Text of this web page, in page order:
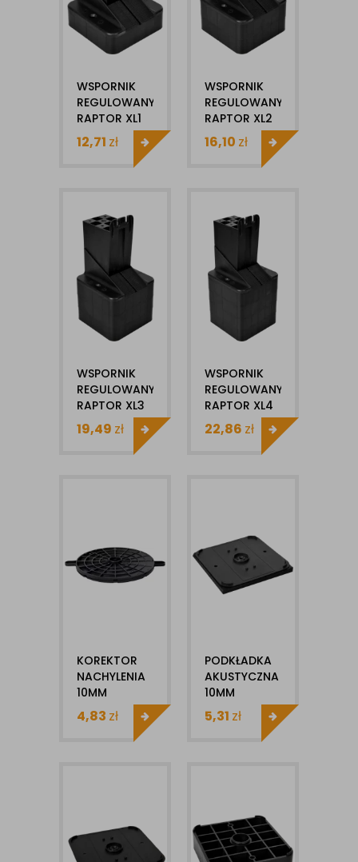
WSPORNIK
REGULOWANY
RAPTOR XL1
125-155MM
12,71 zł
WSPORNIK
REGULOWANY
RAPTOR XL2
155-185MM
16,10 zł
WSPORNIK
REGULOWANY
RAPTOR XL3
185-215MM
19,49 zł
WSPORNIK
REGULOWANY
RAPTOR XL4
215-245MM
22,86 zł
KOREKTOR
NACHYLENIA
10MM
RAPTOR
DDR-KN
4,83 zł
PODKŁADKA
AKUSTYCZNA
10MM
RAPTOR
DDR-PA
5,31 zł